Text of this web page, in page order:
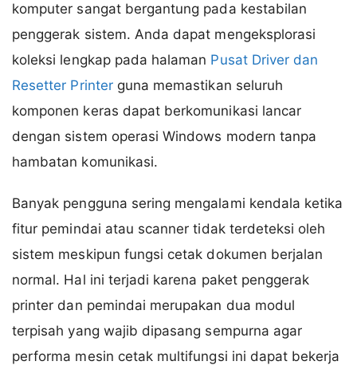
komputer sangat bergantung pada kestabilan
penggerak sistem. Anda dapat mengeksplorasi
koleksi lengkap pada halaman Pusat Driver dan
Resetter Printerguna memastikan seluruh
komponen keras dapat berkomunikasi lancar
dengan sistem operasi Windows modern tanpa
hambatan komunikasi.
Banyak pengguna sering mengalami kendala ketika
fitur pemindai atau scanner tidak terdeteksi oleh
sistem meskipun fungsi cetak dokumen berjalan
normal. Hal ini terjadi karena paket penggerak
printer dan pemindai merupakan dua modul
terpisah yang wajib dipasang sempurna agar
performa mesin cetak multifungsi ini dapat bekerja